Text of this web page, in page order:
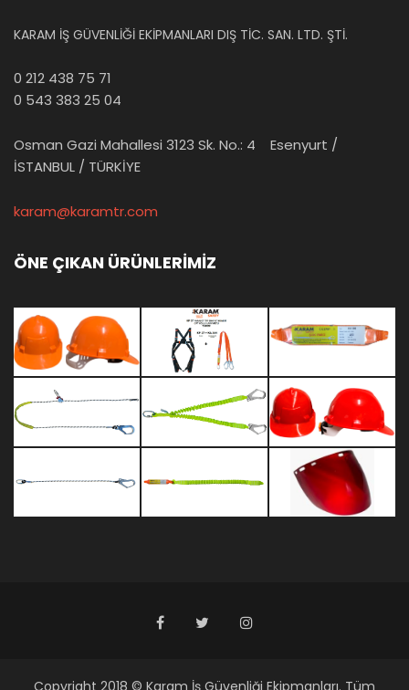
KARAM İŞ GÜVENLİĞİ EKİPMANLARI DIŞ TİC. SAN. LTD. ŞTİ.
0 212 438 75 71
0 543 383 25 04
Osman Gazi Mahallesi 3123 Sk. No.: 4 Esenyurt /
İSTANBUL / TÜRKİYE
karam@karamtr.com
ÖNE ÇIKAN ÜRÜNLERİMİZ
Copyright 2018 © Karam İş Güvenliği Ekipmanları. Tüm